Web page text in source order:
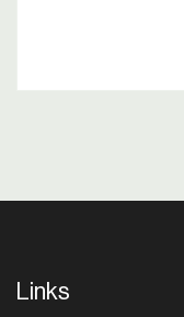
Links